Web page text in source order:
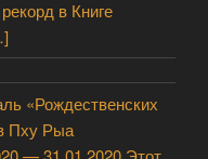
в Книге
«Рождественских
Пху Рыа